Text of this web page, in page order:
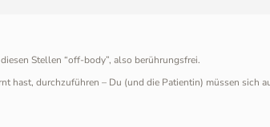
Stellen “off-body”, also berührungsfrei.
hast, durchzuführen – Du (und die Patientin) müssen sich